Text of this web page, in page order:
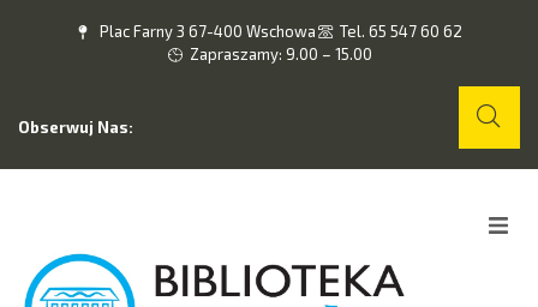
Plac Farny 3 67-400 Wschowa
Tel. 65 547 60 62
Zapraszamy: 9.00 – 15.00
Obserwuj Nas: